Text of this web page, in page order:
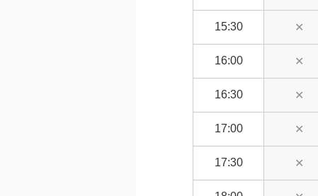
15:30 ✕
16:00 ✕
16:30 ✕
17:00 ✕
17:30 ✕